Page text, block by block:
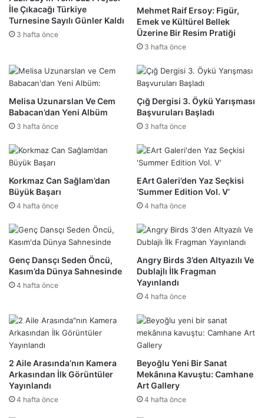
İle Çıkacağı Türkiye
Turnesine Sayılı Günler Kaldı
3 hafta önce
Mehmet Raif Ersoy: Figür,
Emek ve Kültürel Bellek
Üzerine Bir Resim Pratiği
3 hafta önce
Melisa Uzunarslan Ve Cem
Babacan’dan Yeni Albüm
3 hafta önce
Çığ Dergisi 3. Öykü Yarışması
Başvuruları Başladı
3 hafta önce
Korkmaz Can Sağlam’dan
Büyük Başarı
4 hafta önce
EArt Galeri’den Yaz Seçkisi
‘Summer Edition Vol. V’
4 hafta önce
Genç Dansçı Seden Öncü,
Kasım’da Dünya Sahnesinde
4 hafta önce
Angry Birds 3’den Altyazılı Ve
Dublajlı İlk Fragman
Yayınlandı
4 hafta önce
2 Aile Arasında’nın Kamera
Arkasından İlk Görüntüler
Yayınlandı
4 hafta önce
Beyoğlu Yeni Bir Sanat
Mekânına Kavuştu: Camhane
Art Gallery
4 hafta önce